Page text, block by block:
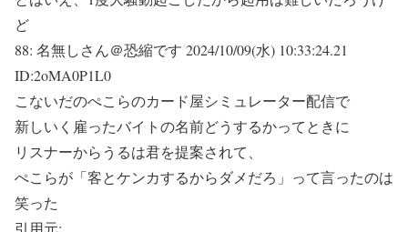
ど
88: 名無しさん＠恐縮です 2024/10/09(水) 10:33:24.21
ID:2oMA0P1L0
こないだのぺこらのカード屋シミュレーター配信で
新しいく雇ったバイトの名前どうするかってときに
リスナーからうるは君を提案されて、
ぺこらが「客とケンカするからダメだろ」って言ったのは
笑った
引用元: